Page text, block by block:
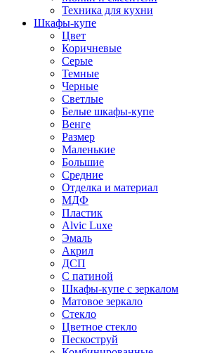
Техника для кухни
Шкафы-купе
Цвет
Коричневые
Серые
Темные
Черные
Светлые
Белые шкафы-купе
Венге
Размер
Маленькие
Большие
Средние
Отделка и материал
МДФ
Пластик
Alvic Luxe
Эмаль
Акрил
ДСП
С патиной
Шкафы-купе с зеркалом
Матовое зеркало
Стекло
Цветное стекло
Пескоструй